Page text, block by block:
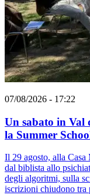
07/08/2026 - 17:22
Un sabato in Val
la Summer
Il 29 agosto, alla
dal biblista allo
degli algoritmi, sulla
iscrizioni chiudono tra